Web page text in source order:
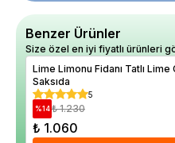
Benzer Ürünler
Size özel en iyi fiyatlı ürünleri
Lime Limonu Fidanı Tatlı
Saksıda
5
%14 ₺ 1.230
₺ 1.060